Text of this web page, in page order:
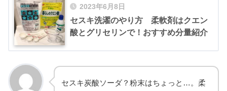
2023年6月8日
セスキ洗濯のやり方 柔軟剤はクエン
酸とグリセリンで！おすすめ分量紹介
セスキ炭酸ソーダ？粉末はちょっと…。柔